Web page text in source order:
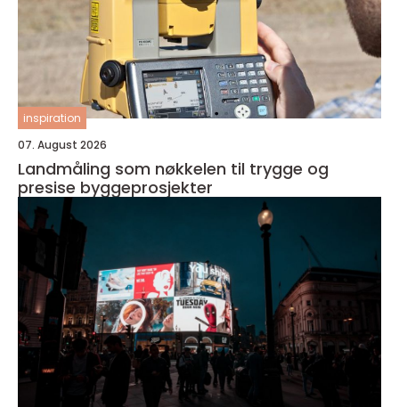
inspiration
07. August 2026
Landmåling som nøkkelen til trygge og
presise byggeprosjekter